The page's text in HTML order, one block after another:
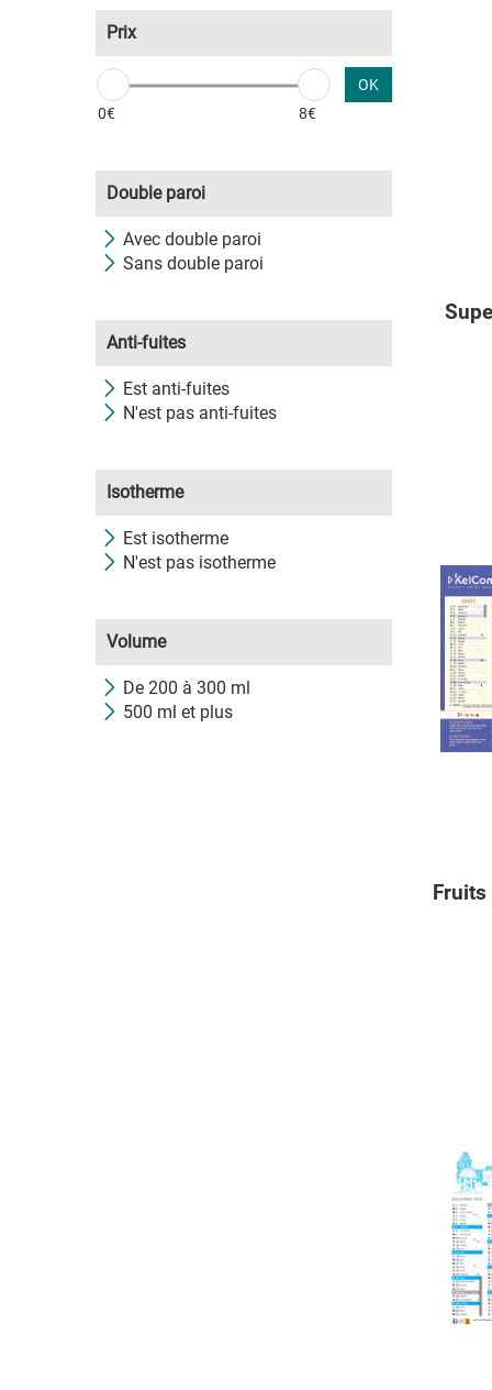
Prix
0€ 8€
OK
Double paroi
Avec double paroi
Sans double paroi
Anti-fuites
Est anti-fuites
N'est pas anti-fuites
Isotherme
Est isotherme
N'est pas isotherme
Volume
De 200 à 300 ml
500 ml et plus
Fruits